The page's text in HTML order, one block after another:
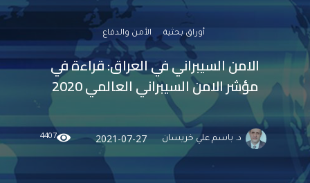
أوراق بحثية الأمن والدفاع
الامن السيبراني في العراق: قراءة في
مؤشر الامن السيبراني العالمي 2020
د. باسم علي خريسان 2021-07-27
4407